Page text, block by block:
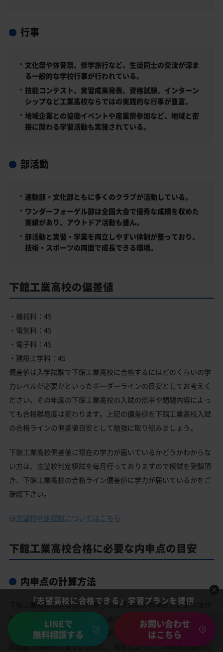
行事
文化祭や体育祭、修学旅行など、生徒同士の交流が深ま
る一般的な学校行事が行われている。
技能コンテスト、実習成果発表、資格試験、インターン
シップなど工業高校ならではの実践的な行事が豊富。
地域企業との協働イベントや産業祭参加など、地域と密
接に関わる学習活動も実施されている。
部活動
運動部・文化部ともに多くのクラブが活動している。
ワンダーフォーゲル部は全国大会で優秀な成績を収めた
実績があり、アウトドア活動も盛ん。
部活動と実習・学業を両立しやすい体制が整っており、
技術・スポーツの両面で成長できる環境。
下館工業高校の偏差値
・機械科：45
・電気科：45
・電子科：45
・建設工学科：45
偏差値は入学試験で下館工業高校に合格するにはどのくらいの学
力レベルが必要かといったボーダーラインの目安としてお考えく
ださい。その年度の下館工業高校の入試の倍率や問題内容によっ
ても合格難易度は変わります。上記の偏差値を下館工業高校入試
の合格ラインの偏差値目安として勉強に取り組みましょう。
下館工業高校偏差値に現在の学力が届いているかどうかわからな
い方は、志望校判定模試を毎月行っておりますので模試を受験頂
き、下館工業高校の合格ライン偏差値に学力が届いているかをご
確認下さい。
志望校判定模試についてはこちら
下館工業高校合格に必要な内申点の目安
内申点の計算方法
下館工業高校の内申点の計算方法は茨城県の内申点の計算方法が
適応されます。基本的には内申点は学校の英語、数学、国語、理
科、社会の成績に加えて音楽、家庭科、美術、体育の合計9教科
の成績で決められます。ただし、高校によって、内申点の高校入
「志望高校に合格できる」学習プランを提供
LINEで
無料相談する
お問い合わせ
はこちら